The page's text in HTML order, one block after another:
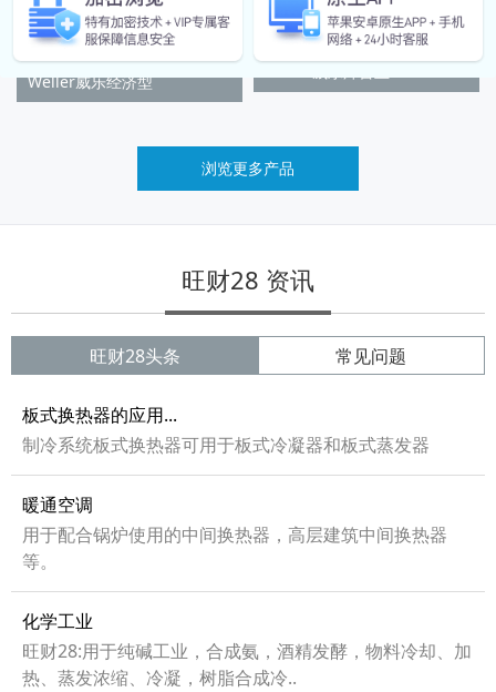
Weller威乐经济型
浏览更多产品
旺财28 资讯
旺财28头条 常见问题
板式换热器的应用...
制冷系统板式换热器可用于板式冷凝器和板式蒸发器
暖通空调
用于配合锅炉使用的中间换热器，高层建筑中间换热器
等。
化学工业
旺财28:用于纯碱工业，合成氨，酒精发酵，物料冷却、加
热、蒸发浓缩、冷凝，树脂合成冷..